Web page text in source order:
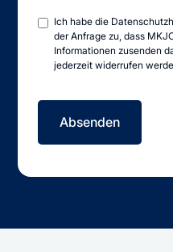
Ich habe die
der Anfrage zu, dass
Informationen zusenden
jederzeit widerrufen